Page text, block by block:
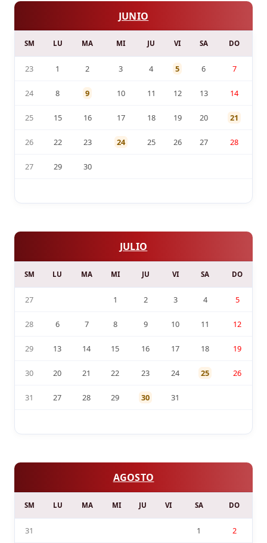
JUNIO
SM LU MA MI JU VI SA DO
23 1 2 3 4 5 6 7
24 8 9 10 11 12 13 14
25 15 16 17 18 19 20 21
26 22 23 24 25 26 27 28
27 29 30
JULIO
SM LU MA MI JU VI SA DO
27 1 2 3 4 5
28 6 7 8 9 10 11 12
29 13 14 15 16 17 18 19
30 20 21 22 23 24 25 26
31 27 28 29 30 31
AGOSTO
SM LU MA MI JU VI SA DO
31 1 2